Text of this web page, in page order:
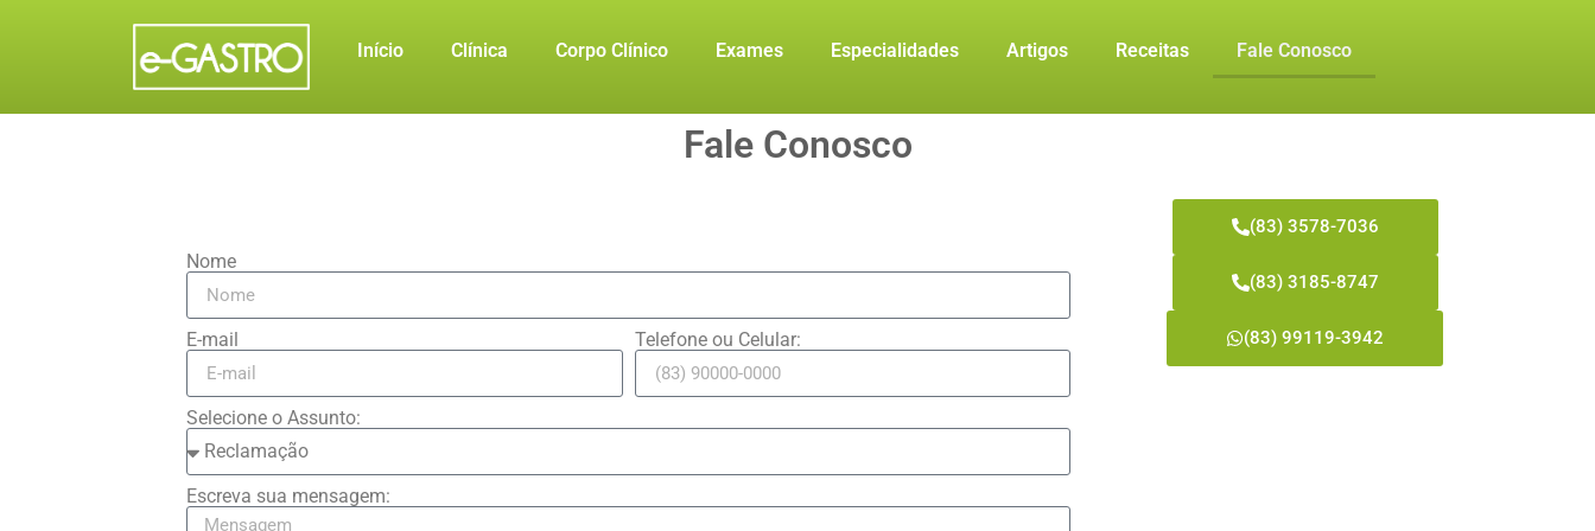
Início Clínica Corpo Clínico Exames Especialidades Artigos Receitas Fale Conosco
Fale Conosco
Nome
E-mail Telefone ou Celular:
Selecione o Assunto:
Escreva sua mensagem:
(83) 3578-7036
(83) 3185-8747
(83) 99119-3942